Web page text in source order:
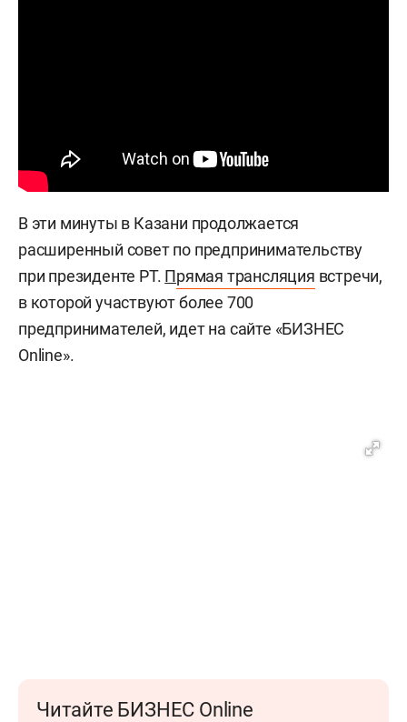
В эти минуты в Казани продолжается
расширенный совет по предпринимательству
при президенте РТ. Прямая трансляция встречи,
в которой участвуют более 700
предпринимателей, идет на сайте «БИЗНЕС
Online».
Читайте БИЗНЕС Online